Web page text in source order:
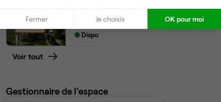
par poste par mois
Dispo
Voir tout
Gestionnaire de l'espace
Fermer Je choisis OK pour moi